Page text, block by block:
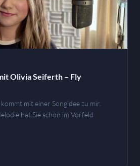
Olivia Seiferth – Fly
mit einer Songidee zu mir.
hat Sie schon im Vorfeld